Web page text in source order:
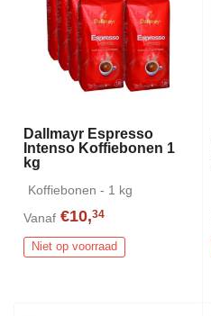
Dallmayr Espresso
Intenso Koffiebonen 1
kg
Koffiebonen - 1 kg
Vanaf €10,34
Niet op voorraad